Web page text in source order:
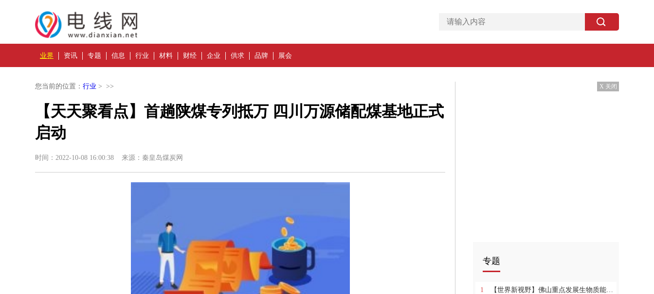
业界 资讯 专题 信息 行业 材料 财经 企业 供求 品牌 展会
您当前的位置： 行业 > >>
【天天聚看点】首趟陕煤专列抵万 四川万源储配煤基地正式
启动
时间：2022-10-08 16:00:38 来源：秦皇岛煤炭网
X 关闭
专题
1 【世界新视野】佛山重点发展生物质能产业 加快推进生物质发电综合利用